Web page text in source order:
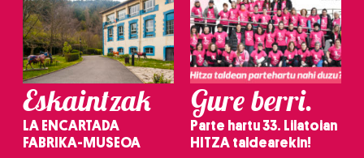
Eskaintzak
LA ENCARTADA
FABRIKA-MUSEOA
Gure berri.
Parte hartu 33. Lilatoian
HITZA taldearekin!